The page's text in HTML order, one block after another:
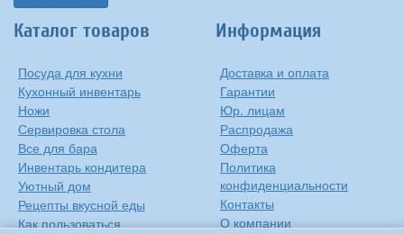
Каталог товаров
Посуда для кухни
Кухонный инвентарь
Ножи
Сервировка стола
Все для бара
Инвентарь кондитера
Уютный дом
Рецепты вкусной еды
Как пользоваться
Информация
Доставка и оплата
Гарантии
Юр. лицам
Распродажа
Оферта
Политика
конфиденциальности
Контакты
О компании